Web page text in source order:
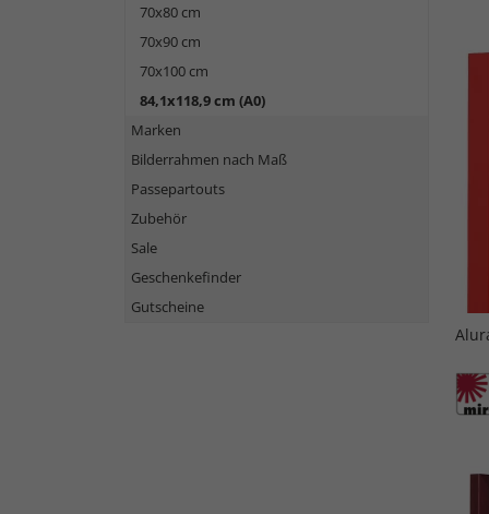
70x80 cm
70x90 cm
70x100 cm
84,1x118,9 cm (A0)
Marken
Bilderrahmen nach Maß
Passepartouts
Zubehör
Sale
Geschenkefinder
Gutscheine